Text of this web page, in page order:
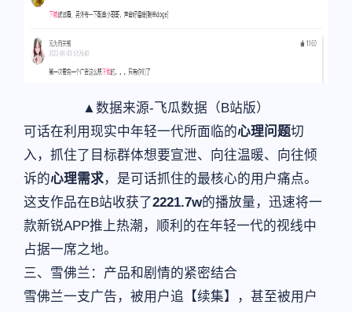
▲数据来源-飞瓜数据（B站版）
可话在利用现实中年轻一代所面临的心理问题切
入，抓住了目标群体想要宣泄、向往温暖、向往倾
诉的心理需求，是可话抓住的最核心的用户痛点。
这支作品在B站收获了2221.7w的播放量，迅速将一
款新锐APP推上热潮，顺利的在年轻一代的视线中
占据一席之地。
三、雪佛兰：产品和剧情的紧密结合
雪佛兰一支广告，被用户追【续集】，甚至被用户